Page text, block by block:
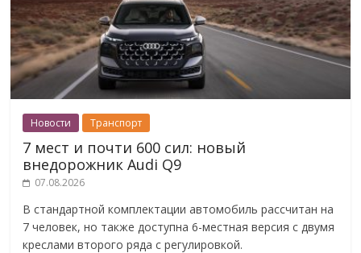
Новости Транспорт
7 мест и почти 600 сил: новый
внедорожник Audi Q9
07.08.2026
В стандартной комплектации автомобиль рассчитан на
7 человек, но также доступна 6-местная версия с двумя
креслами второго ряда с регулировкой.